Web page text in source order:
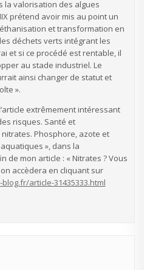
la valorisation des algues
prétend avoir mis au point un
et transformation en
déchets verts intégrant les
et si ce procédé est rentable, il
au stade industriel. Le
ainsi changer de statut et
».
extrêmement intéressant
risques. Santé et
Phosphore, azote et
», dans la
de mon article : « Nitrates ? Vous
accèdera en cliquant sur
article-31435333.html